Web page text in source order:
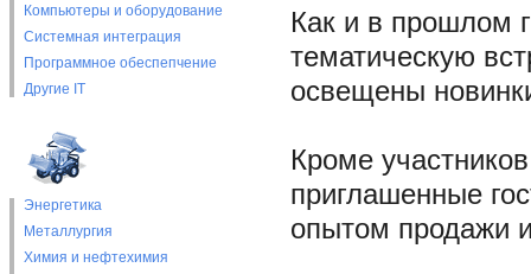
Компьютеры и оборудование
Системная интеграция
Программное обеспепчение
Другие IT
Энергетика
Металлургия
Химия и нефтехимия
Как и в прошлом
тематическую
освещены
Кроме
приглашенные
опытом продажи